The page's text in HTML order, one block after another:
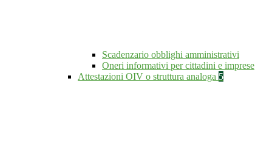
Scadenzario obblighi amministrativi
Oneri informativi per cittadini e imprese
Attestazioni OIV o struttura analoga 5